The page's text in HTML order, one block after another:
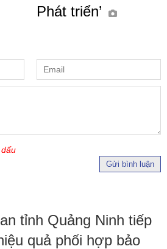
Phát triển’
Gửi bình luận
tỉnh Quảng Ninh tiếp
quả phối hợp bảo